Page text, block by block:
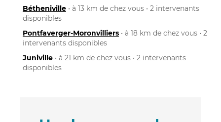
Bétheniville • à 13 km de chez vous • 2 intervenants
disponibles
Pontfaverger-Moronvilliers • à 18 km de chez vous • 2
intervenants disponibles
Juniville • à 21 km de chez vous • 2 intervenants
disponibles